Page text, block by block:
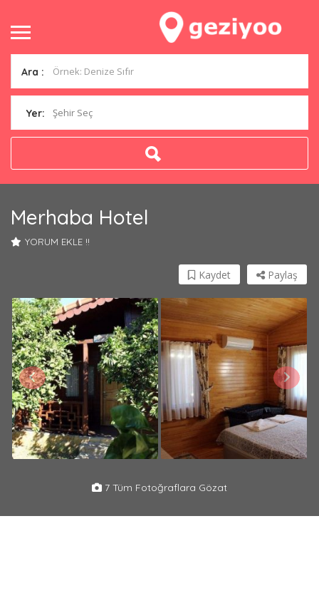
Ara :
Yer: Şehir Seç
Merhaba Hotel
YORUM EKLE !!
Paylaş
Kaydet
7 Tüm Fotoğraflara Gözat